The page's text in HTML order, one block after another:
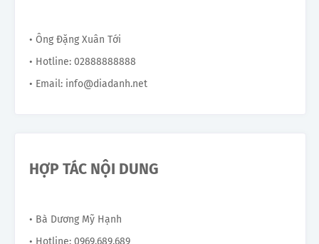
• Ông Đặng Xuân Tới
• Hotline: 02888888888
• Email: info@diadanh.net
HỢP TÁC NỘI DUNG
• Bà Dương Mỹ Hạnh
• Hotline: 0969.689.689